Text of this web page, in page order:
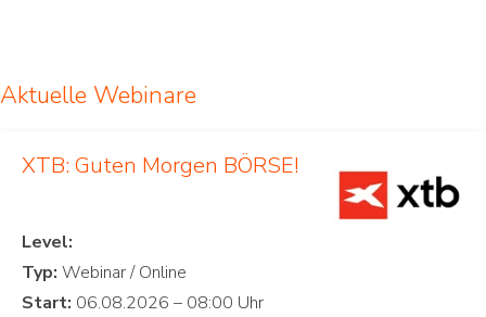
Aktuelle Webinare
XTB: Guten Morgen BÖRSE!
Level:
Typ:
Start: